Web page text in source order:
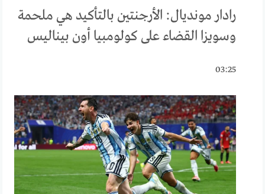
رادار مونديال: الأرجنتين بالتأكيد هي ملحمة
وسويزا القضاء على كولومبيا أون بيناليس
03:25